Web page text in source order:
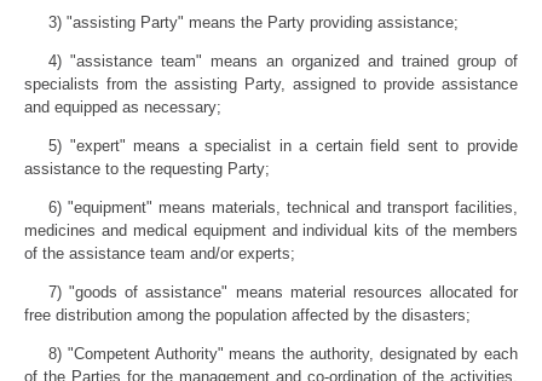
3) "assisting Party" means the Party providing assistance;
4) "assistance team" means an organized and trained group of
specialists from the assisting Party, assigned to provide assistance
and equipped as necessary;
5) "expert" means a specialist in a certain field sent to provide
assistance to the requesting Party;
6) "equipment" means materials, technical and transport facilities,
medicines and medical equipment and individual kits of the members
of the assistance team and/or experts;
7) "goods of assistance" means material resources allocated for
free distribution among the population affected by the disasters;
8) "Competent Authority" means the authority, designated by each
of the Parties for the management and co-ordination of the activities,